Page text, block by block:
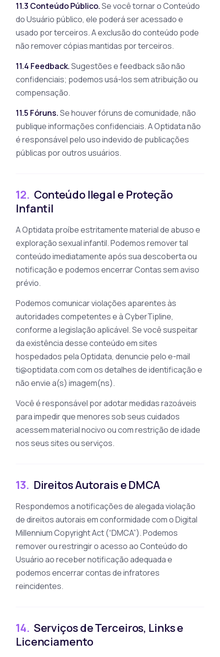
11.3 Conteúdo Público.Se você tornar o Conteúdo
do Usuário público, ele poderá ser acessado e
usado por terceiros. A exclusão do conteúdo pode
não remover cópias mantidas por terceiros.
11.4 Feedback.Sugestões e feedback são não
confidenciais; podemos usá-los sem atribuição ou
compensação.
11.5 Fóruns.Se houver fóruns de comunidade, não
publique informações confidenciais. A Optidata não
é responsável pelo uso indevido de publicações
públicas por outros usuários.
12. Conteúdo Ilegal e Proteção
Infantil
A Optidata proíbe estritamente material de abuso e
exploração sexual infantil. Podemos remover tal
conteúdo imediatamente após sua descoberta ou
notificação e podemos encerrar Contas sem aviso
prévio.
Podemos comunicar violações aparentes às
autoridades competentes e à CyberTipline,
conforme a legislação aplicável. Se você suspeitar
da existência desse conteúdo em sites
hospedados pela Optidata, denuncie pelo e-mail
ti@optidata.comcom os detalhes de identificação e
não envie a(s) imagem(ns).
Você é responsável por adotar medidas razoáveis
para impedir que menores sob seus cuidados
acessem material nocivo ou com restrição de idade
nos seus sites ou serviços.
13. Direitos Autorais e DMCA
Respondemos a notificações de alegada violação
de direitos autorais em conformidade com o Digital
Millennium Copyright Act (“DMCA”). Podemos
remover ou restringir o acesso ao Conteúdo do
Usuário ao receber notificação adequada e
podemos encerrar contas de infratores
reincidentes.
14. Serviços de Terceiros, Links e
Licenciamento